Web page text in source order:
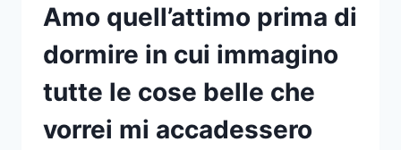
DAVVERO
Amo quell’attimo prima di
dormire in cui immagino
tutte le cose belle che
vorrei mi accadessero